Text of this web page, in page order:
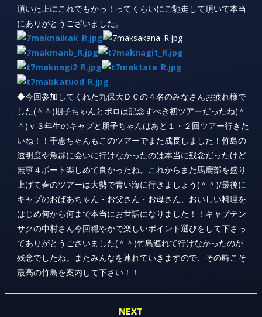
頂いた上にこれでもかっ！ってくらいにご馳走して頂いて本当
にありがとうございました。
◆今回参加してくれた九保大ＤＣの４名のみなさんお疲れ様で
した(＾＾)朋子ちゃんとポロは記念すべき初ツアーだったね(＾
＾)ｖ３年生のキャプと朋子ちゃんはあと１・２回ツアー行きた
いね！！千恵ちゃんもこのツアーでまた成長しました！竹島の
透明度や魚群に会いに行けなかったのは本当に残念だったけど
無事４ボート楽しめて良かったね。これからまた馬鹿部を盛り
上げて春のツアーは大勢で青い海に行きましょう(＾＾)/最後に
キャプのおばあちゃん・お父さん・お母さん、おいしい料理を
はじめ何から何まで本当にお世話になりました！！キャプテン
サクの中村さん今回穏やかで楽しいポイント選びをして下さっ
てありがとうございました(＾＾)竹島連れて行けなかったのが
残念でしたね。またみんなを連れていきますので、その時こそ
最高の竹島を案内して下さい！！
NEXT